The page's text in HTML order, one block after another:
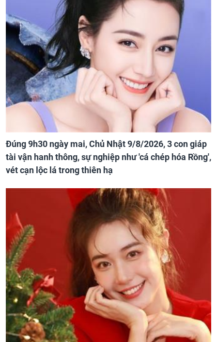
Đúng 9h30 ngày mai, Chủ Nhật 9/8/2026, 3 con giáp
tài vận hanh thông, sự nghiệp như 'cá chép hóa Rồng',
vét cạn lộc lá trong thiên hạ